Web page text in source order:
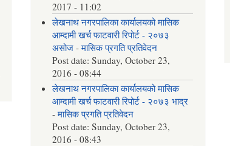
2017 - 11:02
लेखनाथ नगरपालिका कार्यालयको मासिक
आम्दामी खर्च फाटवारी रिपोर्ट - २०७३
असोज -मासिक प्रगति प्रतिवेदन
Post date:Sunday, October 23,
2016 - 08:44
लेखनाथ नगरपालिका कार्यालयको मासिक
आम्दामी खर्च फाटवारी रिपोर्ट - २०७३ भाद्र
-मासिक प्रगति प्रतिवेदन
Post date:Sunday, October 23,
2016 - 08:43